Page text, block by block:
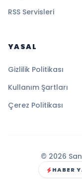
RSS Servisleri
YASAL
Gizlilik Politikası
Kullanım Şartları
Çerez Politikası
© 2026
HABER